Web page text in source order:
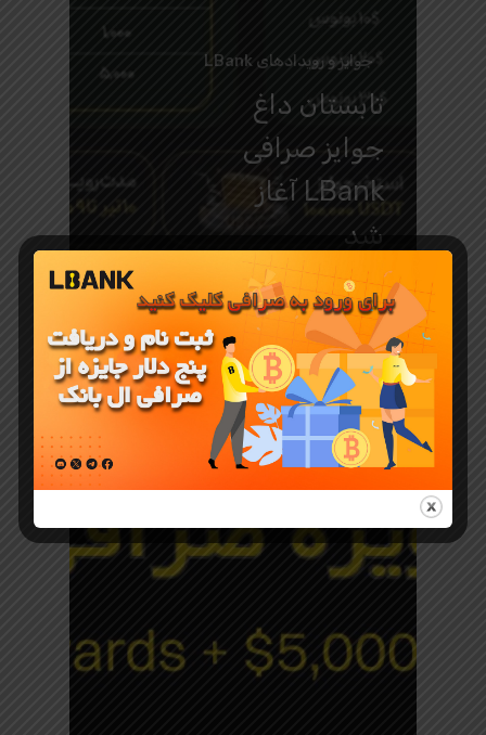
جوایز و رویدادهای LBank
تابستان داغ
جوایز صرافی
LBank آغاز
شد